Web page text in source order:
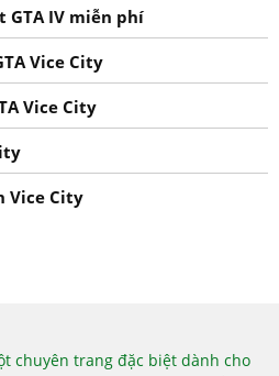
GTA IV miễn phí
Vice City
Vice City
Vice City
chuyên trang đặc biệt dành cho